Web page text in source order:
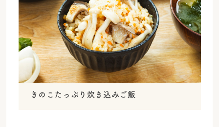
きのこたっぷり炊き込みご飯